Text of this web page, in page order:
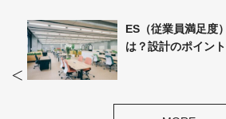
ES（従業員満足度）を高めるオフィスと
は？設計のポイントや注意点を解説